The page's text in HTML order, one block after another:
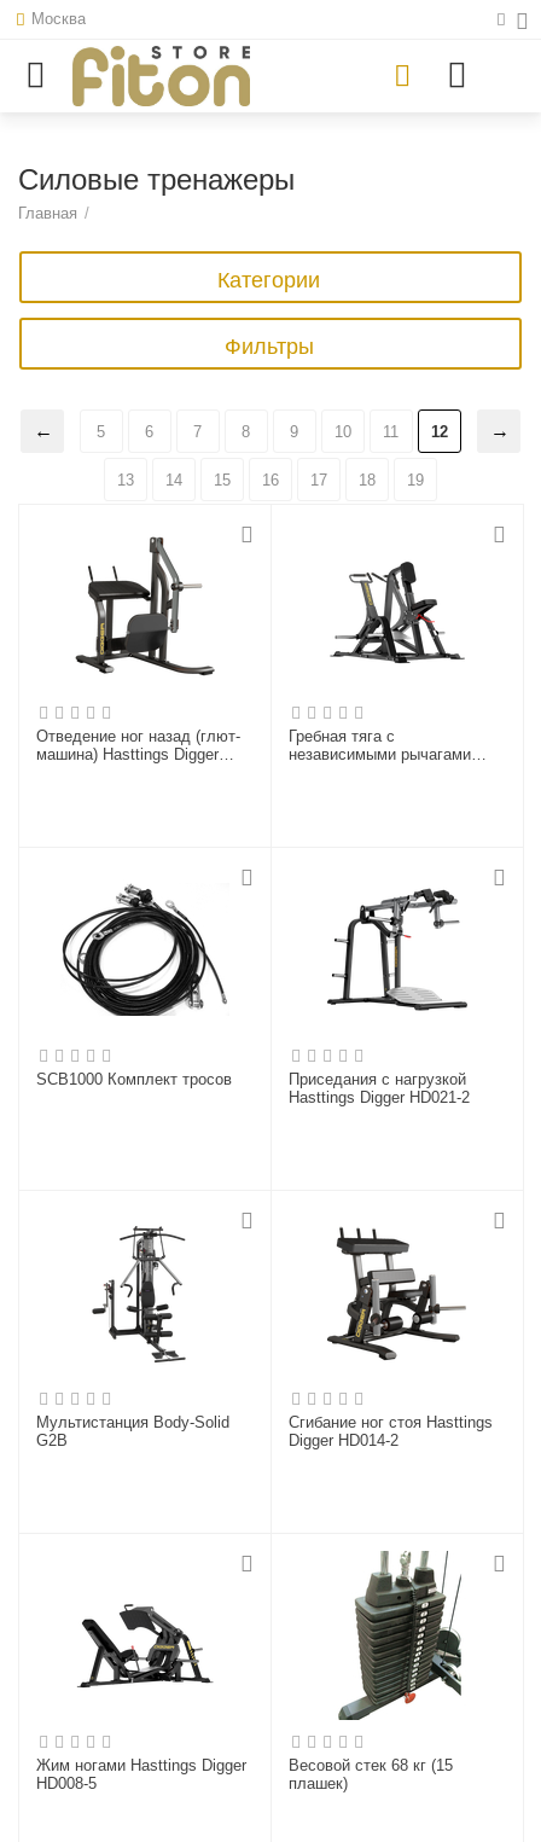
Москва
Силовые тренажеры
Главная /
Категории
Фильтры
5 6 7 8 9 10 11 12
13 14 15 16 17 18 19
Отведение ног назад (глют-
машина) Hasttings Digger
Гребная тяга с
независимыми рычагами
SCB1000 Комплект тросов
Приседания с нагрузкой
Hasttings Digger HD021-2
Мультистанция Body-Solid
G2B
Сгибание ног стоя Hasttings
Digger HD014-2
Жим ногами Hasttings Digger
HD008-5
Весовой стек 68 кг (15
плашек)